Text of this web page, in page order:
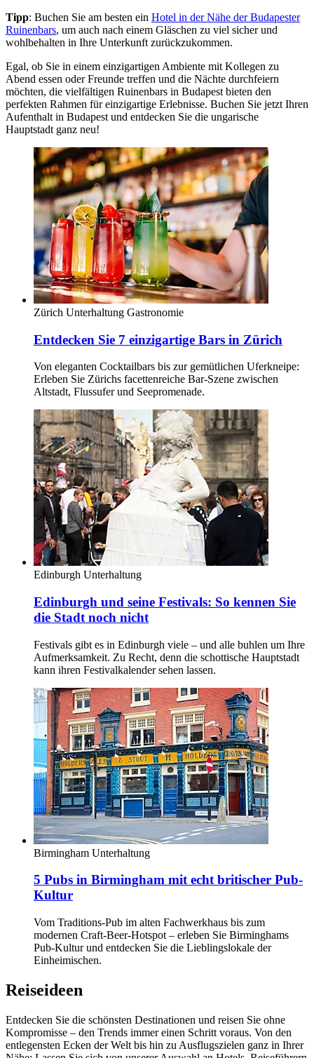
Tipp: Buchen Sie am besten ein Hotel in der Nähe der Budapester
Ruinenbars, um auch nach einem Gläschen zu viel sicher und
wohlbehalten in Ihre Unterkunft zurückzukommen.
Egal, ob Sie in einem einzigartigen Ambiente mit Kollegen zu
Abend essen oder Freunde treffen und die Nächte durchfeiern
möchten, die vielfältigen Ruinenbars in Budapest bieten den
perfekten Rahmen für einzigartige Erlebnisse. Buchen Sie jetzt Ihren
Aufenthalt in Budapest und entdecken Sie die ungarische
Hauptstadt ganz neu!
Zürich Unterhaltung Gastronomie
Entdecken Sie 7 einzigartige Bars in Zürich
Von eleganten Cocktailbars bis zur gemütlichen Uferkneipe:
Erleben Sie Zürichs facettenreiche Bar-Szene zwischen
Altstadt, Flussufer und Seepromenade.
Edinburgh Unterhaltung
Edinburgh und seine Festivals: So kennen Sie
die Stadt noch nicht
Festivals gibt es in Edinburgh viele – und alle buhlen um Ihre
Aufmerksamkeit. Zu Recht, denn die schottische Hauptstadt
kann ihren Festivalkalender sehen lassen.
Birmingham Unterhaltung
5 Pubs in Birmingham mit echt britischer Pub-
Kultur
Vom Traditions-Pub im alten Fachwerkhaus bis zum
modernen Craft-Beer-Hotspot – erleben Sie Birminghams
Pub-Kultur und entdecken Sie die Lieblingslokale der
Einheimischen.
Reiseideen
Entdecken Sie die schönsten Destinationen und reisen Sie ohne
Kompromisse – den Trends immer einen Schritt voraus. Von den
entlegensten Ecken der Welt bis hin zu Ausflugszielen ganz in Ihrer